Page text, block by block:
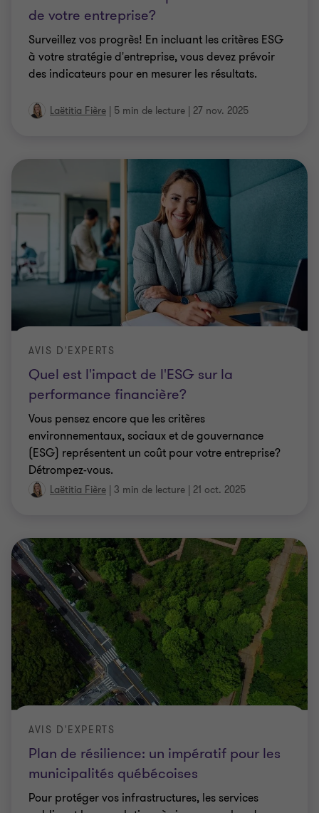
de votre entreprise?
Surveillez vos progrès! En incluant les critères ESG
à votre stratégie d'entreprise, vous devez prévoir
des indicateurs pour en mesurer les résultats.
Laëtitia Fière | 5 min de lecture | 27 nov. 2025
Quel est l'impact de l'ESG sur la
performance financière?
AVIS D'EXPERTS
Vous pensez encore que les critères
environnementaux, sociaux et de gouvernance
(ESG) représentent un coût pour votre entreprise?
Détrompez-vous.
Laëtitia Fière | 3 min de lecture | 21 oct. 2025
Plan de résilience: un impératif pour les
municipalités québécoises
AVIS D'EXPERTS
Pour protéger vos infrastructures, les services